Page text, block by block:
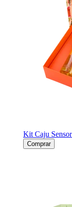
Kit Caju
Comprar